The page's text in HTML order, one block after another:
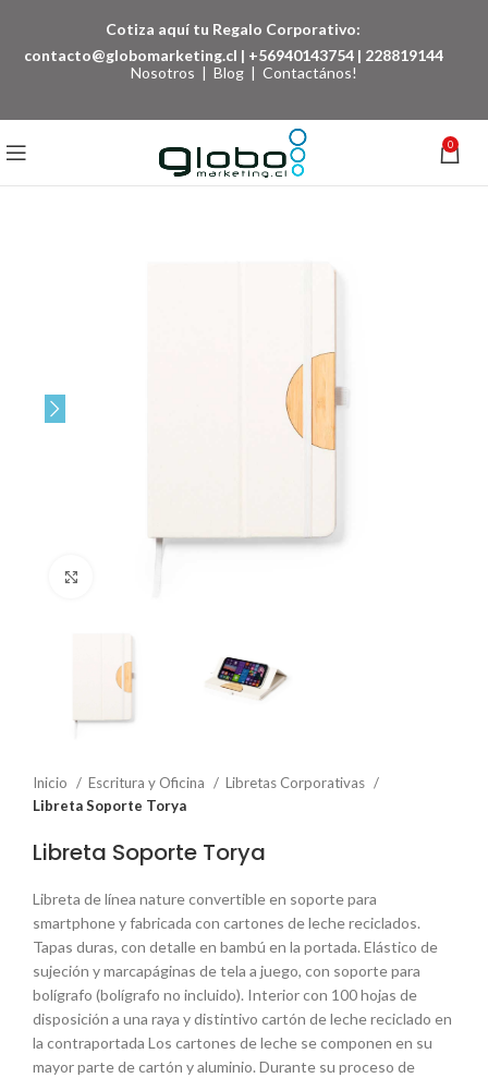
Cotiza aquí tu Regalo Corporativo:
contacto@globomarketing.cl | +56940143754 | 228819144
Nosotros | Blog | Contactános!
0
Inicio Escritura y Oficina
Libretas Corporativas
Libreta Soporte Torya
Libreta Soporte Torya
Libreta de línea nature convertible en soporte para
smartphone y fabricada con cartones de leche reciclados.
Tapas duras, con detalle en bambú en la portada. Elástico de
sujeción y marcapáginas de tela a juego, con soporte para
bolígrafo (bolígrafo no incluido). Interior con 100 hojas de
disposición a una raya y distintivo cartón de leche reciclado en
la contraportada Los cartones de leche se componen en su
mayor parte de cartón y aluminio. Durante su proceso de